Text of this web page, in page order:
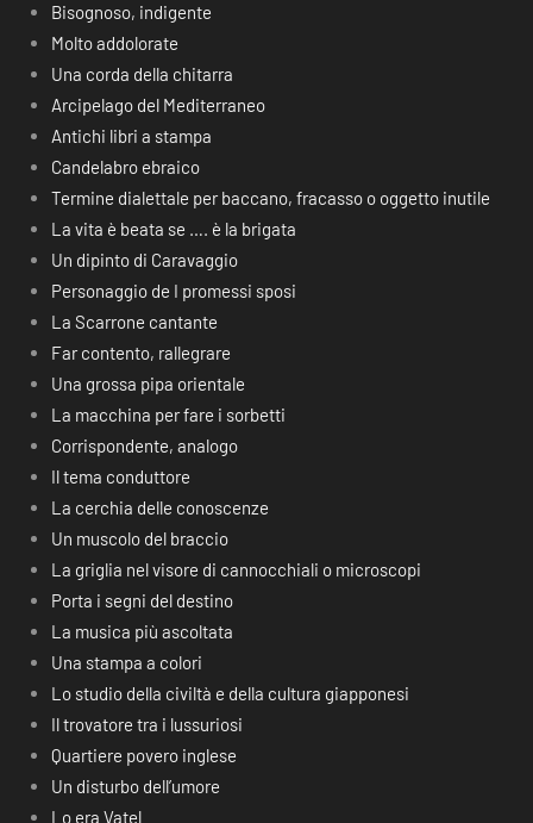
Bisognoso, indigente
Molto addolorate
Una corda della chitarra
Arcipelago del Mediterraneo
Antichi libri a stampa
Candelabro ebraico
Termine dialettale per baccano, fracasso o oggetto inutile
La vita è beata se …. è la brigata
Un dipinto di Caravaggio
Personaggio de I promessi sposi
La Scarrone cantante
Far contento, rallegrare
Una grossa pipa orientale
La macchina per fare i sorbetti
Corrispondente, analogo
Il tema conduttore
La cerchia delle conoscenze
Un muscolo del braccio
La griglia nel visore di cannocchiali o microscopi
Porta i segni del destino
La musica più ascoltata
Una stampa a colori
Lo studio della civiltà e della cultura giapponesi
Il trovatore tra i lussuriosi
Quartiere povero inglese
Un disturbo dell’umore
Lo era Vatel